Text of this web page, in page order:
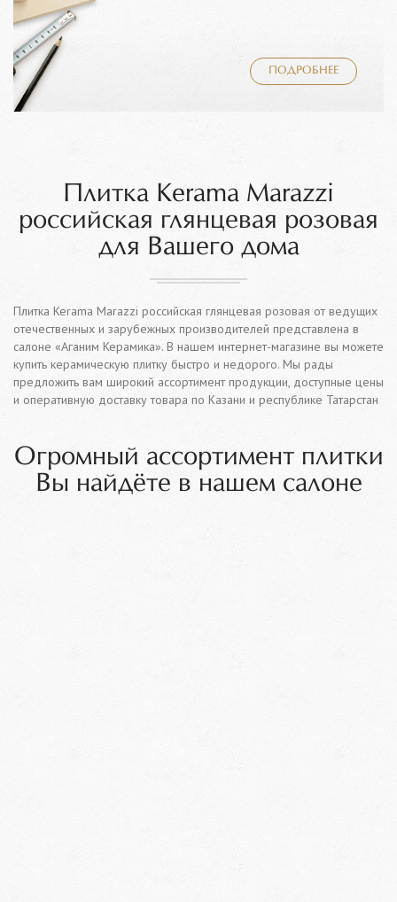
ПОДРОБНЕЕ
Плитка Kerama Marazzi
российская глянцевая розовая
для Вашего дома
Плитка Kerama Marazzi российская глянцевая розовая от ведущих
отечественных и зарубежных производителей представлена в
салоне «Аганим Керамика». В нашем интернет-магазине вы можете
купить керамическую плитку быстро и недорого. Мы рады
предложить вам широкий ассортимент продукции, доступные цены
и оперативную доставку товара по Казани и республике Татарстан
Огромный ассортимент плитки
Вы найдёте в нашем салоне